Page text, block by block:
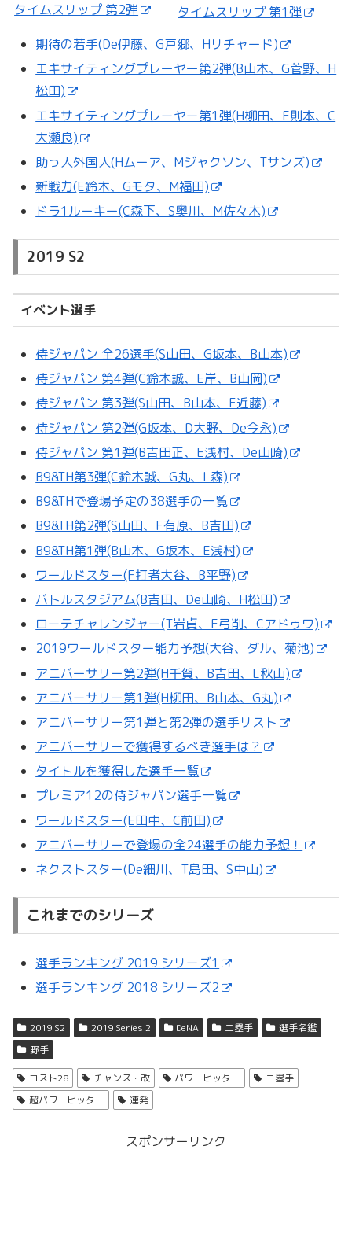
タイムスリップ 第2弾
タイムスリップ 第1弾
期待の若手(De伊藤、G戸郷、Hリチャード)
エキサイティングプレーヤー第2弾(B山本、G菅野、H
松田)
エキサイティングプレーヤー第1弾(H柳田、E則本、C
大瀬良)
助っ人外国人(Hムーア、Mジャクソン、Tサンズ)
新戦力(E鈴木、Gモタ、M福田)
ドラ1ルーキー(C森下、S奥川、M佐々木)
2019 S2
イベント選手
侍ジャパン 全26選手(S山田、G坂本、B山本)
侍ジャパン 第4弾(C鈴木誠、E岸、B山岡)
侍ジャパン 第3弾(S山田、B山本、F近藤)
侍ジャパン 第2弾(G坂本、D大野、De今永)
侍ジャパン 第1弾(B吉田正、E浅村、De山崎)
B9&TH第3弾(C鈴木誠、G丸、L森)
B9&THで登場予定の38選手の一覧
B9&TH第2弾(S山田、F有原、B吉田)
B9&TH第1弾(B山本、G坂本、E浅村)
ワールドスター(F打者大谷、B平野)
バトルスタジアム(B吉田、De山崎、H松田)
ローテチャレンジャー(T岩貞、E弓削、Cアドゥワ)
2019ワールドスター能力予想(大谷、ダル、菊池)
アニバーサリー第2弾(H千賀、B吉田、L秋山)
アニバーサリー第1弾(H柳田、B山本、G丸)
アニバーサリー第1弾と第2弾の選手リスト
アニバーサリーで獲得するべき選手は？
タイトルを獲得した選手一覧
プレミア12の侍ジャパン選手一覧
ワールドスター(E田中、C前田)
アニバーサリーで登場の全24選手の能力予想！
ネクストスター(De細川、T島田、S中山)
これまでのシリーズ
選手ランキング 2019 シリーズ1
選手ランキング 2018 シリーズ2
2019 S2 2019 Series 2 DeNA 二塁手
選手名鑑
野手
コスト28 チャンス・改 パワーヒッター
二塁手
超パワーヒッター
連発
スポンサーリンク